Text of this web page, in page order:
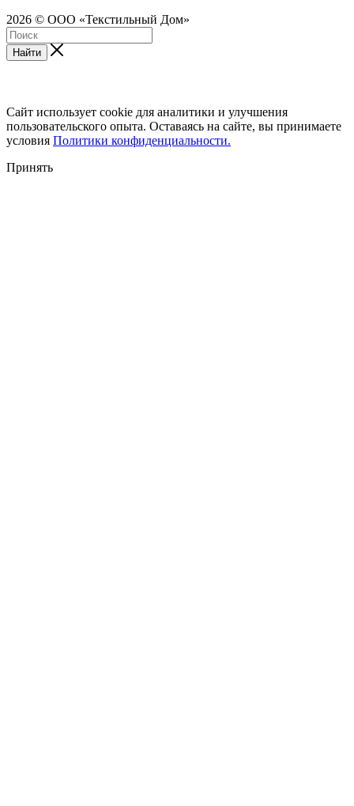
2026 © ООО «Текстильный Дом»
Найти
Сайт использует cookie для аналитики и улучшения
пользовательского опыта. Оставаясь на сайте, вы принимаете
условия Политики конфиденциальности.
Принять